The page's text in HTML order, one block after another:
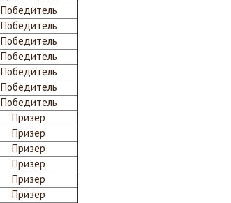
Победитель
Победитель
Победитель
Победитель
Победитель
Победитель
Победитель
Призер
Призер
Призер
Призер
Призер
Призер